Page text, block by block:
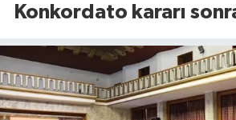
Konkordato kararı